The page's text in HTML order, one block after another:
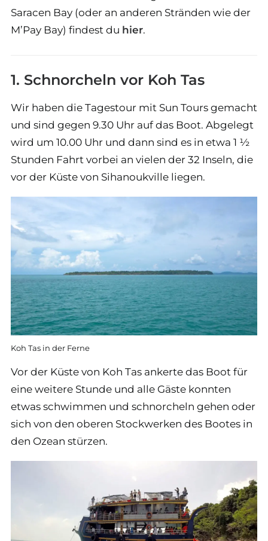
Saracen Bay (oder an anderen Stränden wie der
M’Pay Bay) findest du hier.
1. Schnorcheln vor Koh Tas
Wir haben die Tagestour mit Sun Tours gemacht
und sind gegen 9.30 Uhr auf das Boot. Abgelegt
wird um 10.00 Uhr und dann sind es in etwa 1 ½
Stunden Fahrt vorbei an vielen der 32 Inseln, die
vor der Küste von Sihanoukville liegen.
Koh Tas in der Ferne
Vor der Küste von Koh Tas ankerte das Boot für
eine weitere Stunde und alle Gäste konnten
etwas schwimmen und schnorcheln gehen oder
sich von den oberen Stockwerken des Bootes in
den Ozean stürzen.